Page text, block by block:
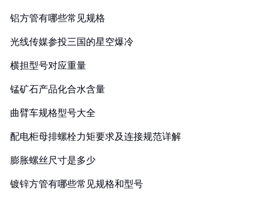
铝方管有哪些常见规格
光线传媒参投三国的星空爆冷
横担型号对应重量
锰矿石产品化合水含量
曲臂车规格型号大全
配电柜母排螺栓力矩要求及连接规范详解
膨胀螺丝尺寸是多少
镀锌方管有哪些常见规格和型号